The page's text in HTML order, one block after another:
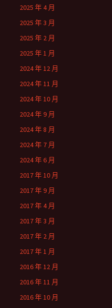
2025 年 4 月
2025 年 3 月
2025 年 2 月
2025 年 1 月
2024 年 12 月
2024 年 11 月
2024 年 10 月
2024 年 9 月
2024 年 8 月
2024 年 7 月
2024 年 6 月
2017 年 10 月
2017 年 9 月
2017 年 4 月
2017 年 3 月
2017 年 2 月
2017 年 1 月
2016 年 12 月
2016 年 11 月
2016 年 10 月